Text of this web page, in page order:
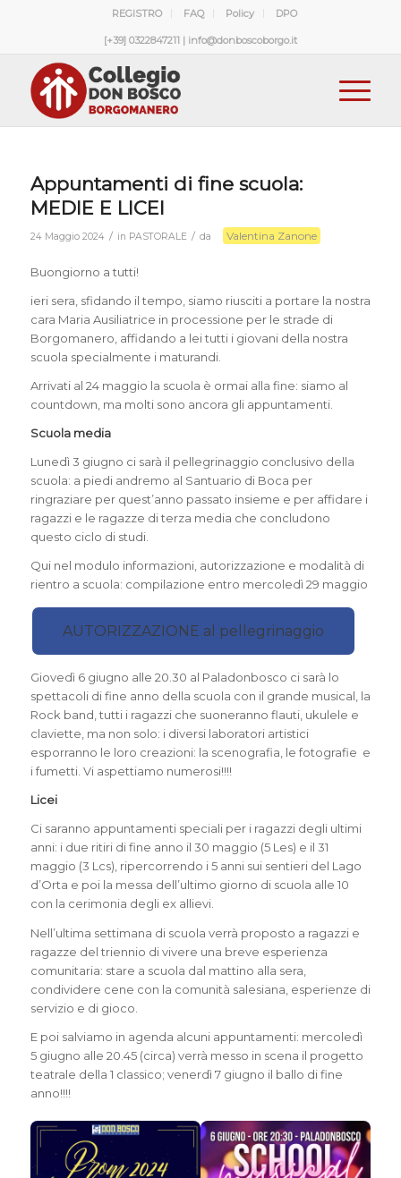
REGISTRO FAQ Policy DPO
[+39] 0322847211 | info@donboscoborgo.it
Appuntamenti di fine scuola:
MEDIE E LICEI
24 Maggio 2024 / in PASTORALE / da Valentina Zanone
Buongiorno a tutti!
ieri sera, sfidando il tempo, siamo riusciti a portare la nostra
cara Maria Ausiliatrice in processione per le strade di
Borgomanero, affidando a lei tutti i giovani della nostra
scuola specialmente i maturandi.
Arrivati al 24 maggio la scuola è ormai alla fine: siamo al
countdown, ma molti sono ancora gli appuntamenti.
Scuola media
Lunedì 3 giugno ci sarà il pellegrinaggio conclusivo della
scuola: a piedi andremo al Santuario di Boca per
ringraziare per quest’anno passato insieme e per affidare i
ragazzi e le ragazze di terza media che concludono
questo ciclo di studi.
Qui nel modulo informazioni, autorizzazione e modalità di
rientro a scuola: compilazione entro mercoledì 29 maggio
AUTORIZZAZIONE al pellegrinaggio
Giovedì 6 giugno alle 20.30 al Paladonbosco ci sarà lo
spettacoli di fine anno della scuola con il grande musical, la
Rock band, tutti i ragazzi che suoneranno flauti, ukulele e
claviette, ma non solo: i diversi laboratori artistici
esporranno le loro creazioni: la scenografia, le fotografie e
i fumetti. Vi aspettiamo numerosi!!!!
Licei
Ci saranno appuntamenti speciali per i ragazzi degli ultimi
anni: i due ritiri di fine anno il 30 maggio (5 Les) e il 31
maggio (3 Lcs), ripercorrendo i 5 anni sui sentieri del Lago
d’Orta e poi la messa dell’ultimo giorno di scuola alle 10
con la cerimonia degli ex allievi.
Nell’ultima settimana di scuola verrà proposto a ragazzi e
ragazze del triennio di vivere una breve esperienza
comunitaria: stare a scuola dal mattino alla sera,
condividere cene con la comunità salesiana, esperienze di
servizio e di gioco.
E poi salviamo in agenda alcuni appuntamenti: mercoledì
5 giugno alle 20.45 (circa) verrà messo in scena il progetto
teatrale della 1 classico; venerdì 7 giugno il ballo di fine
anno!!!!